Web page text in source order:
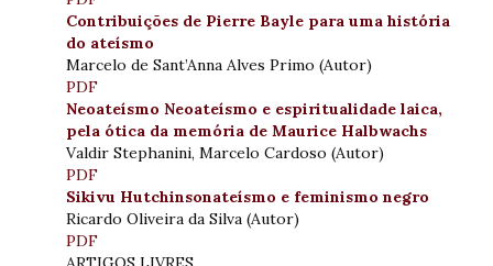
Contribuições de Pierre Bayle para uma história
do ateísmo
Marcelo de Sant’Anna Alves Primo (Autor)
PDF
Neoateísmo Neoateísmo e espiritualidade laica,
pela ótica da memória de Maurice Halbwachs
Valdir Stephanini, Marcelo Cardoso (Autor)
PDF
Sikivu Hutchinsonateísmo e feminismo negro
Ricardo Oliveira da Silva (Autor)
PDF